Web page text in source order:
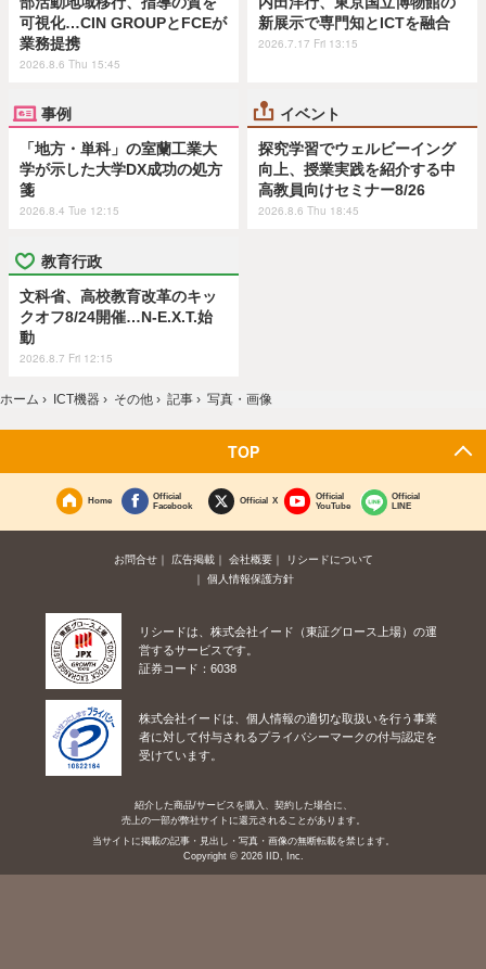
可視化…CIN GROUPとFCEが
業務提携
2026.8.6 Thu 15:45
新展示で専門知とICTを融合
2026.7.17 Fri 13:15
事例
「地方・単科」の室蘭工業大
学が示した大学DX成功の処方
箋
2026.8.4 Tue 12:15
イベント
探究学習でウェルビーイング
向上、授業実践を紹介する中
高教員向けセミナー8/26
2026.8.6 Thu 18:45
教育行政
文科省、高校教育改革のキッ
クオフ8/24開催…N-E.X.T.始
動
2026.8.7 Fri 12:15
ホーム › ICT機器 › その他 › 記事 › 写真・画像
TOP
Home
Official
Facebook
Official X
Official
YouTube
Official
LINE
お問合せ 広告掲載 会社概要
リシードについて
個人情報保護方針
リシードは、株式会社イード（東証グロース上場）の運
営するサービスです。
証券コード：6038
株式会社イードは、個人情報の適切な取扱いを行う事業
者に対して付与されるプライバシーマークの付与認定を
受けています。
紹介した商品/サービスを購入、契約した場合に、
売上の一部が弊社サイトに還元されることがあります。
当サイトに掲載の記事・見出し・写真・画像の無断転載を禁じます。
Copyright © 2026 IID, Inc.